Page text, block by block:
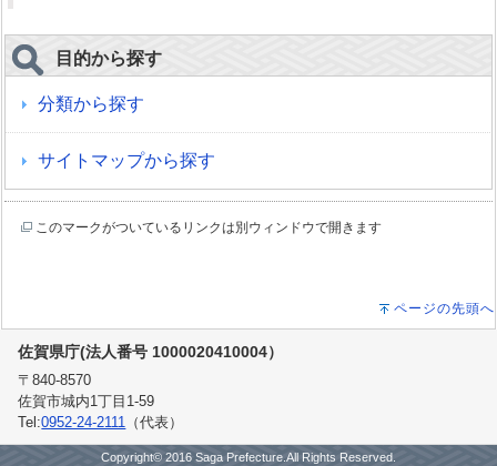
目的から探す
分類から探す
サイトマップから探す
このマークがついているリンクは別ウィンドウで開きます
ページの先頭へ
佐賀県庁(法人番号 1000020410004）
〒840-8570
佐賀市城内1丁目1-59
Tel:0952-24-2111 （代表）
Copyright© 2016 Saga Prefecture.All Rights Reserved.